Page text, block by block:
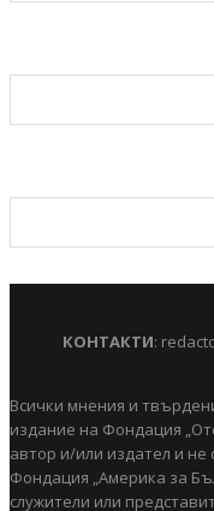
КОНТАКТИ:
Всички мнения и
издание на Фондация
автор и/или издател и
Фондация „Америка за
служители или